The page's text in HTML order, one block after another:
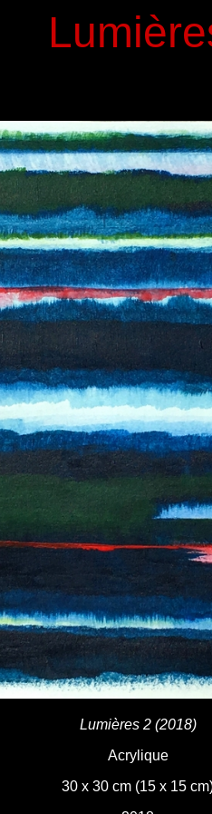
Lumières 2 (2018)
Acrylique
30 x 30 cm (15 x 15